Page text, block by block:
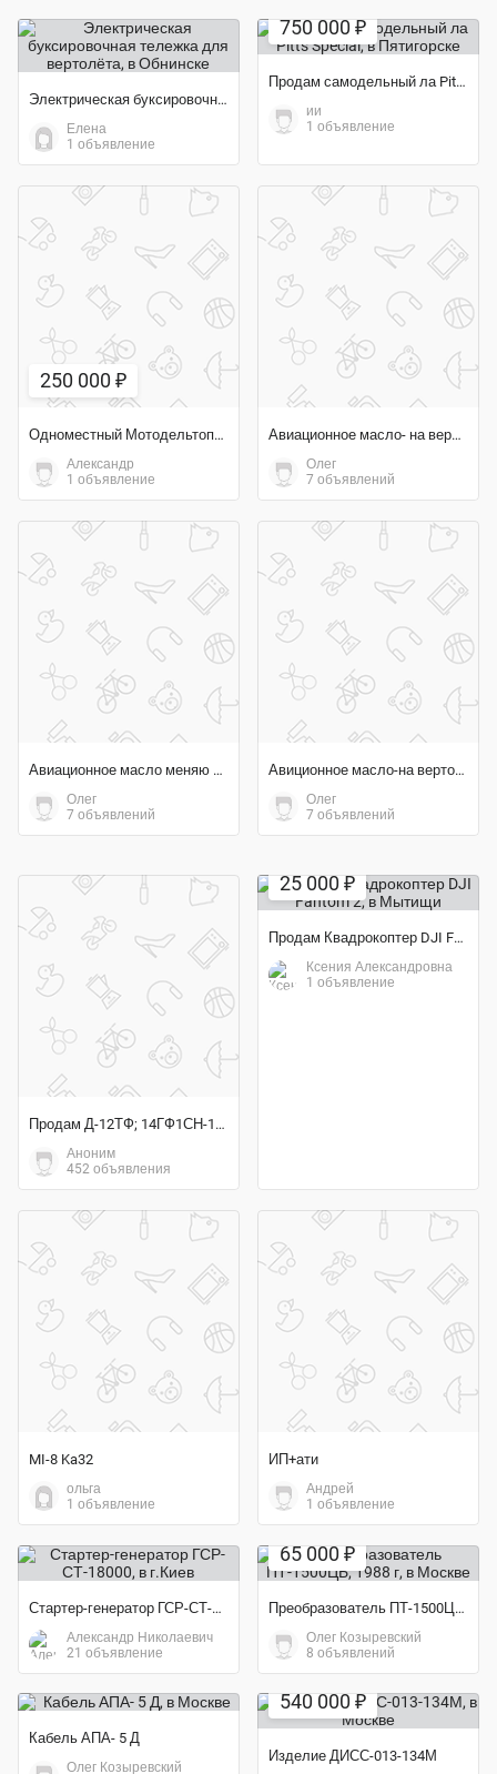
Электрическая буксировочная тележка для вертолёта
Елена
1 объявление
750 000 ₽
Продам самодельный ла Pitts Special
ии
1 объявление
250 000 ₽
Одноместный Мотодельтоплан
Александр
1 объявление
Авиационное масло- на вертолетное колесо
Олег
7 объявлений
Авиационное масло меняю на вертолетное колесо
Олег
7 объявлений
Авиционное масло-на вертолетное колесо
Олег
7 объявлений
Продам Д-12ТФ; 14ГФ1СН-1; ГА133-100-2К; ГА144; БЗУ-376СБ;
Аноним
452 объявления
25 000 ₽
Продам Квадрокоптер DJI Fantom 2
Ксения Александровна
1 объявление
MI-8 Ka32
ольга
1 объявление
ИП+ати
Андрей
1 объявление
Стартер-генератор ГСР-СТ-18000
Александр Николаевич
21 объявление
65 000 ₽
Преобразователь ПТ-1500ЦБ, 1988 г
Олег Козыревский
8 объявлений
Кабель АПА- 5 Д
Олег Козыревский
540 000 ₽
Изделие ДИСС-013-134М